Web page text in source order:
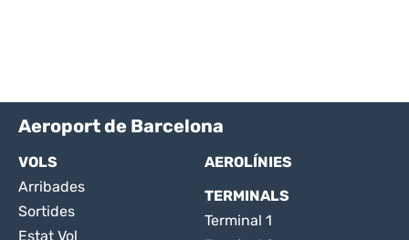
Aeroport de Barcelona
VOLS
Arribades
Sortides
Estat Vol
AEROLÍNIES
TERMINALS
Terminal 1